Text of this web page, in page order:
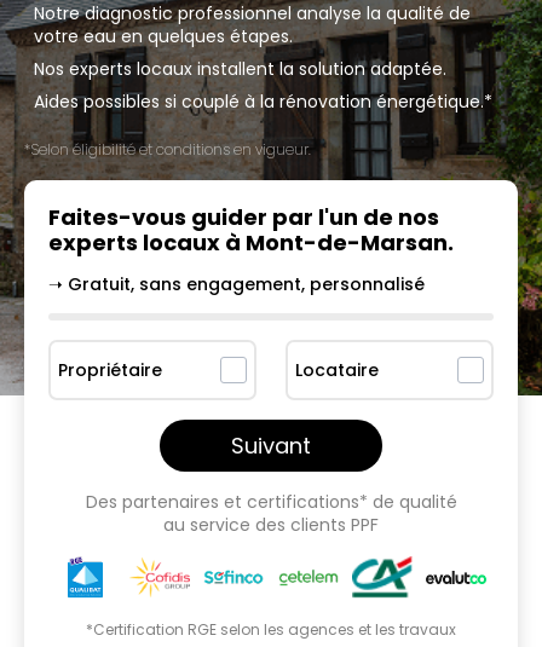
Notre diagnostic professionnel analyse la qualité de
votre eau en quelques étapes.
Nos experts locaux installent la solution adaptée.
Aides possibles si couplé à la rénovation énergétique.*
*Selon éligibilité et conditions en vigueur.
Faites-vous guider par l'un de nos
experts locaux à Mont-de-Marsan.
➝ Gratuit, sans engagement, personnalisé
Propriétaire Locataire
Suivant
Des partenaires et certifications* de qualité
au service des clients PPF
*Certification RGE selon les agences et les travaux